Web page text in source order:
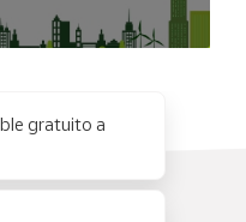
gratuito a